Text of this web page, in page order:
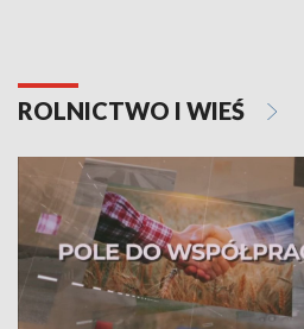
ROLNICTWO I WIEŚ